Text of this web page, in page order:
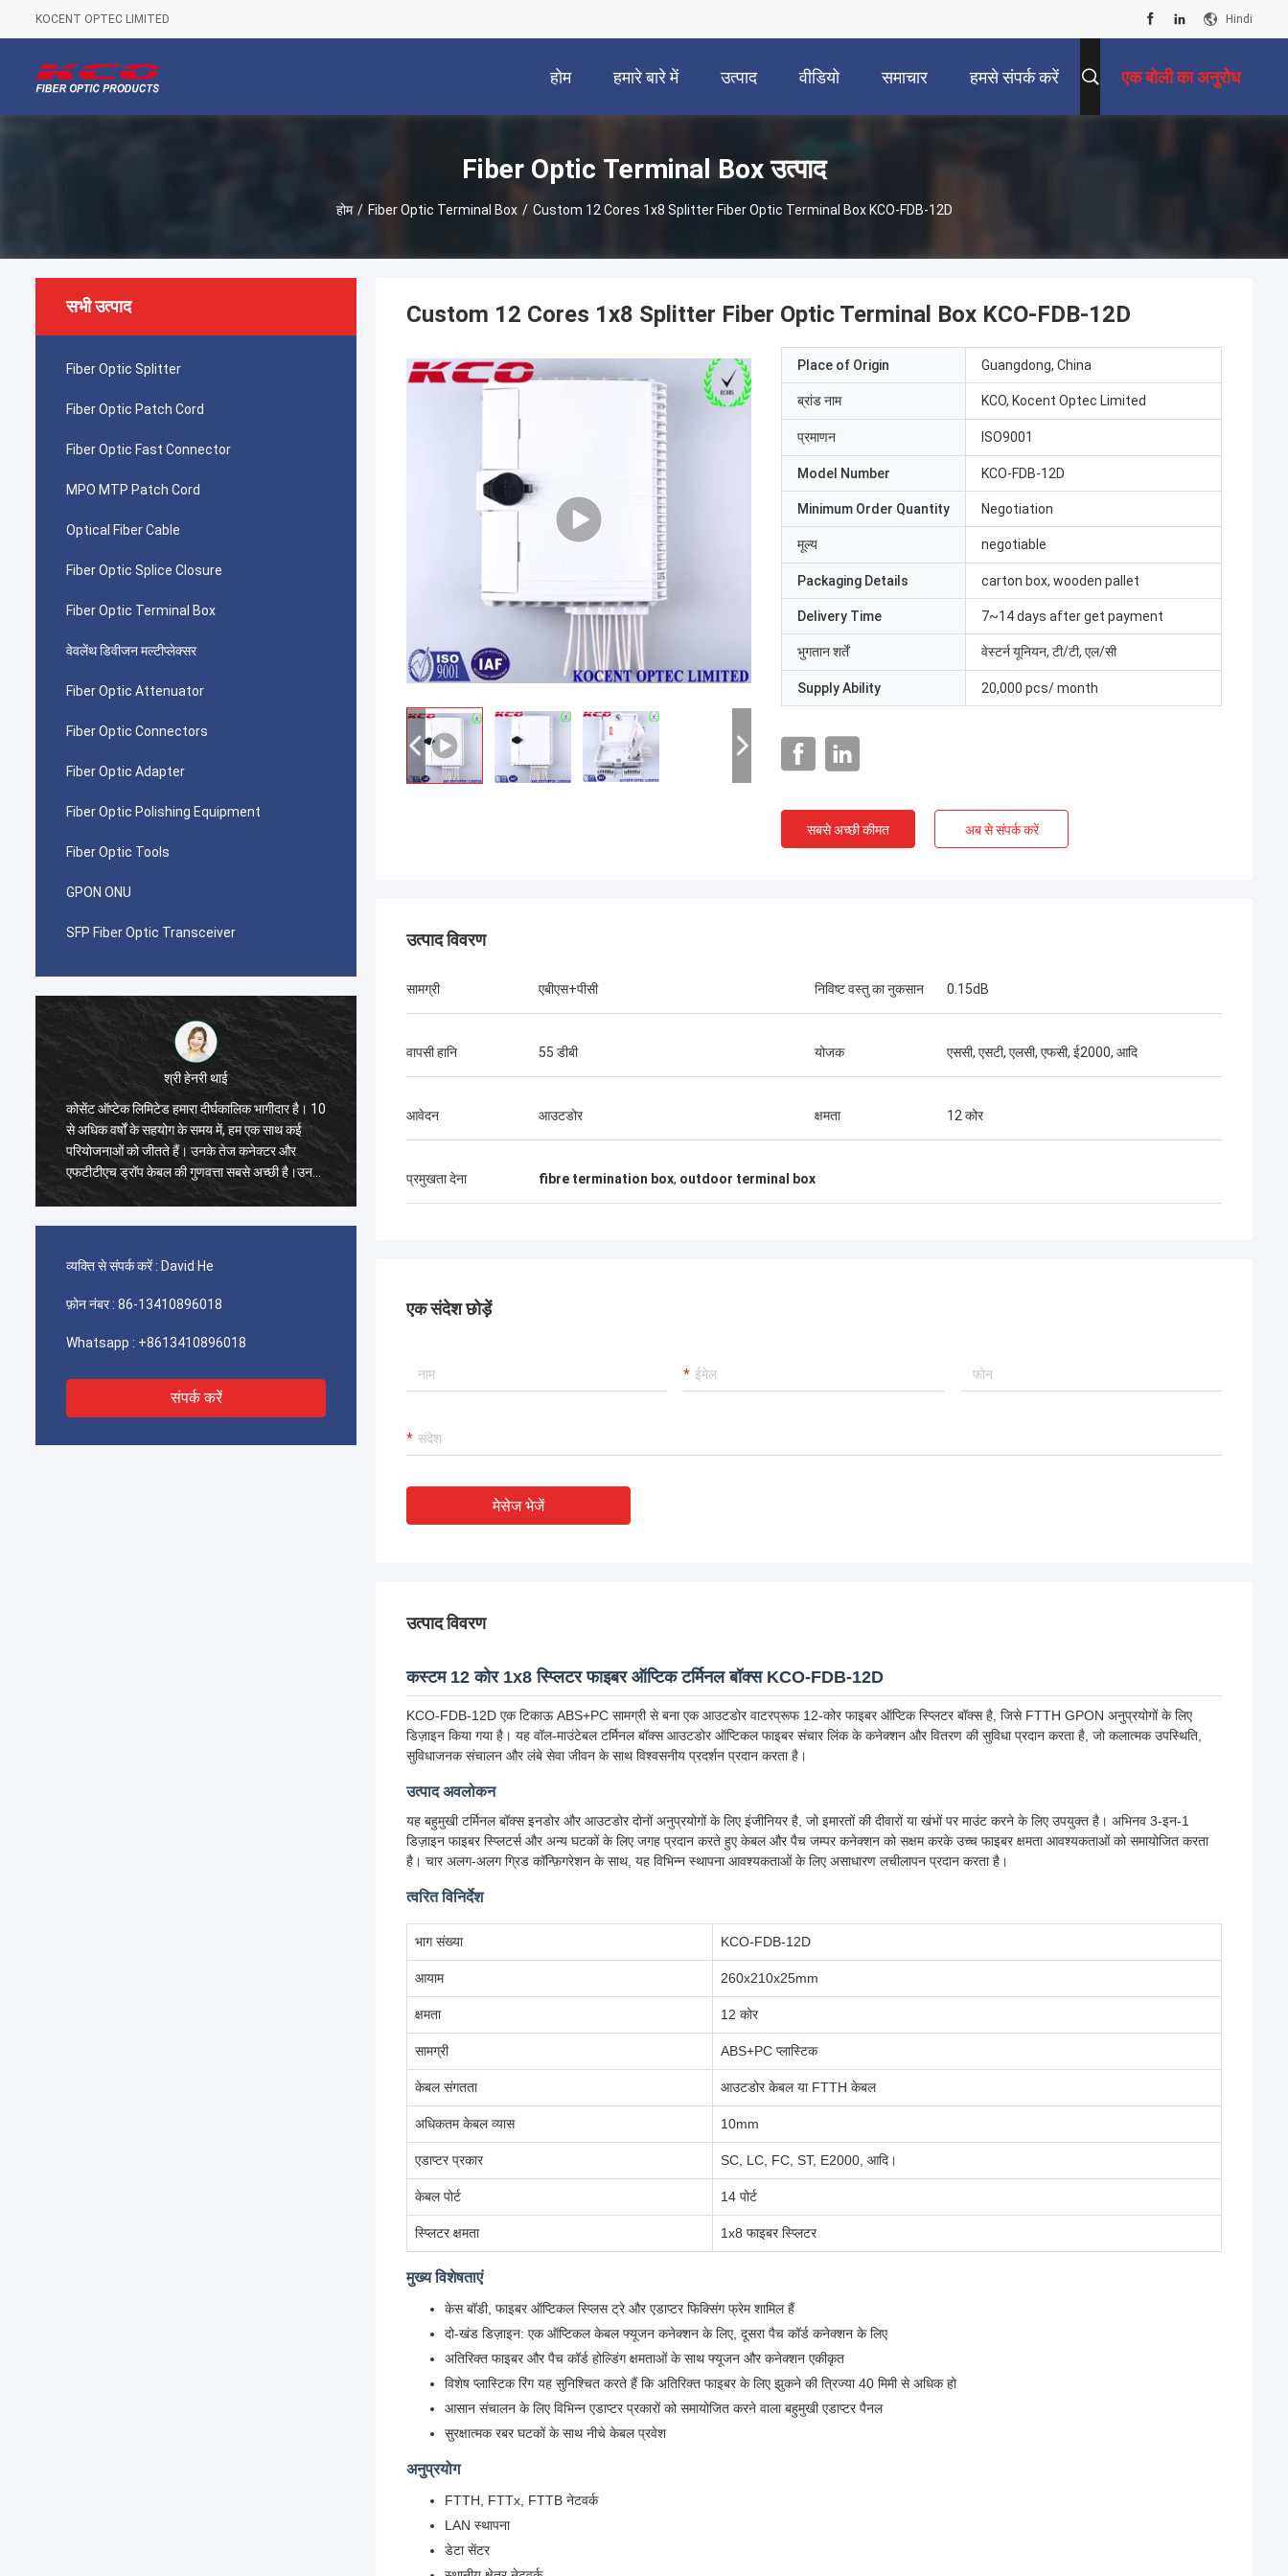
KOCENT OPTEC LIMITED Hindi
होम हमारे बारे में उत्पाद वीडियो समाचार हमसे संपर्क करें एक बोली का अनुरोध
Fiber Optic Terminal Box उत्पाद
होम / Fiber Optic Terminal Box / Custom 12 Cores 1x8 Splitter Fiber Optic Terminal Box KCO-FDB-12D
सभी उत्पाद
Fiber Optic Splitter
Fiber Optic Patch Cord
Fiber Optic Fast Connector
MPO MTP Patch Cord
Optical Fiber Cable
Fiber Optic Splice Closure
Fiber Optic Terminal Box
वेवलेंथ डिवीजन मल्टीप्लेक्सर
Fiber Optic Attenuator
Fiber Optic Connectors
Fiber Optic Adapter
Fiber Optic Polishing Equipment
Fiber Optic Tools
GPON ONU
SFP Fiber Optic Transceiver
श्री पाब्लो
मुझे आश्चर्य हुआ जब मैंने 2014 में Kocent Optec
Limited के साथ पहला ऑर्डर किया। GYXTW केबल
का एक कंटेनर 40GP और फास्ट कनेक्टर, पैच कॉर्ड और
एडॉप्टर के लिए एक कंटेनर 20GP।
श्री थंग Nguyen
कोसेंट ऑप्टेक लिमिटेड हमारी कंपनी के दीर्घकालिक
बॉक्स,स्प्लिट संलग्नक और फाइबर ऑप्टिक सामान की
गुणवत्ता बहुत अच्छी हैउनके समर्थन से हम कई दूरसंचार
श्री हेनरी थाई
कोसेंट ऑप्टेक लिमिटेड हमारा दीर्घकालिक भागीदार है। 10
एफटीटीएच ड्रॉप केबल की गुणवत्ता सबसे अच्छी है।उनके
व्यक्ति से संपर्क करें : David He
फ़ोन नंबर : 86-13410896018
Whatsapp : +8613410896018
संपर्क करें
Custom 12 Cores 1x8 Splitter Fiber Optic Terminal Box KCO-FDB-12D
Place of Origin Guangdong, China
ब्रांड नाम KCO, Kocent Optec Limited
प्रमाणन ISO9001
Model Number KCO-FDB-12D
Minimum Order Quantity Negotiation
मूल्य negotiable
Packaging Details carton box, wooden pallet
Delivery Time 7~14 days after get payment
भुगतान शर्तें वेस्टर्न यूनियन, टी/टी, एल/सी
Supply Ability 20,000 pcs/ month
सबसे अच्छी कीमत अब से संपर्क करें
उत्पाद विवरण
सामग्री एबीएस+पीसी निविष्ट वस्तु का नुकसान 0.15dB
वापसी हानि 55 डीबी योजक एससी, एसटी, एलसी, एफसी, ई2000, आदि
आवेदन आउटडोर क्षमता 12 कोर
प्रमुखता देना fibre termination box, outdoor terminal box
एक संदेश छोड़ें
मेसेज भेजें
उत्पाद विवरण
कस्टम 12 कोर 1x8 स्प्लिटर फाइबर ऑप्टिक टर्मिनल बॉक्स KCO-FDB-12D
KCO-FDB-12D एक टिकाऊ ABS+PC सामग्री से बना एक आउटडोर वाटरप्रूफ 12-कोर फाइबर ऑप्टिक स्प्लिटर बॉक्स है, जिसे FTTH GPON अनुप्रयोगों के लिए
डिज़ाइन किया गया है। यह वॉल-माउंटेबल टर्मिनल बॉक्स आउटडोर ऑप्टिकल फाइबर संचार लिंक के कनेक्शन और वितरण की सुविधा प्रदान करता है, जो कलात्मक उपस्थिति,
सुविधाजनक संचालन और लंबे सेवा जीवन के साथ विश्वसनीय प्रदर्शन प्रदान करता है।
उत्पाद अवलोकन
यह बहुमुखी टर्मिनल बॉक्स इनडोर और आउटडोर दोनों अनुप्रयोगों के लिए इंजीनियर है, जो इमारतों की दीवारों या खंभों पर माउंट करने के लिए उपयुक्त है। अभिनव 3-इन-1
डिज़ाइन फाइबर स्प्लिटर्स और अन्य घटकों के लिए जगह प्रदान करते हुए केबल और पैच जम्पर कनेक्शन को सक्षम करके उच्च फाइबर क्षमता आवश्यकताओं को समायोजित करता
है। चार अलग-अलग ग्रिड कॉन्फ़िगरेशन के साथ, यह विभिन्न स्थापना आवश्यकताओं के लिए असाधारण लचीलापन प्रदान करता है।
त्वरित विनिर्देश
भाग संख्या KCO-FDB-12D
आयाम 260x210x25mm
क्षमता 12 कोर
सामग्री ABS+PC प्लास्टिक
केबल संगतता आउटडोर केबल या FTTH केबल
अधिकतम केबल व्यास 10mm
एडाप्टर प्रकार SC, LC, FC, ST, E2000, आदि।
केबल पोर्ट 14 पोर्ट
स्प्लिटर क्षमता 1x8 फाइबर स्प्लिटर
मुख्य विशेषताएं
केस बॉडी, फाइबर ऑप्टिकल स्प्लिस ट्रे और एडाप्टर फिक्सिंग फ्रेम शामिल हैं
दो-खंड डिज़ाइन: एक ऑप्टिकल केबल फ्यूजन कनेक्शन के लिए, दूसरा पैच कॉर्ड कनेक्शन के लिए
अतिरिक्त फाइबर और पैच कॉर्ड होल्डिंग क्षमताओं के साथ फ्यूजन और कनेक्शन एकीकृत
विशेष प्लास्टिक रिंग यह सुनिश्चित करते हैं कि अतिरिक्त फाइबर के लिए झुकने की त्रिज्या 40 मिमी से अधिक हो
आसान संचालन के लिए विभिन्न एडाप्टर प्रकारों को समायोजित करने वाला बहुमुखी एडाप्टर पैनल
सुरक्षात्मक रबर घटकों के साथ नीचे केबल प्रवेश
अनुप्रयोग
FTTH, FTTx, FTTB नेटवर्क
LAN स्थापना
डेटा सेंटर